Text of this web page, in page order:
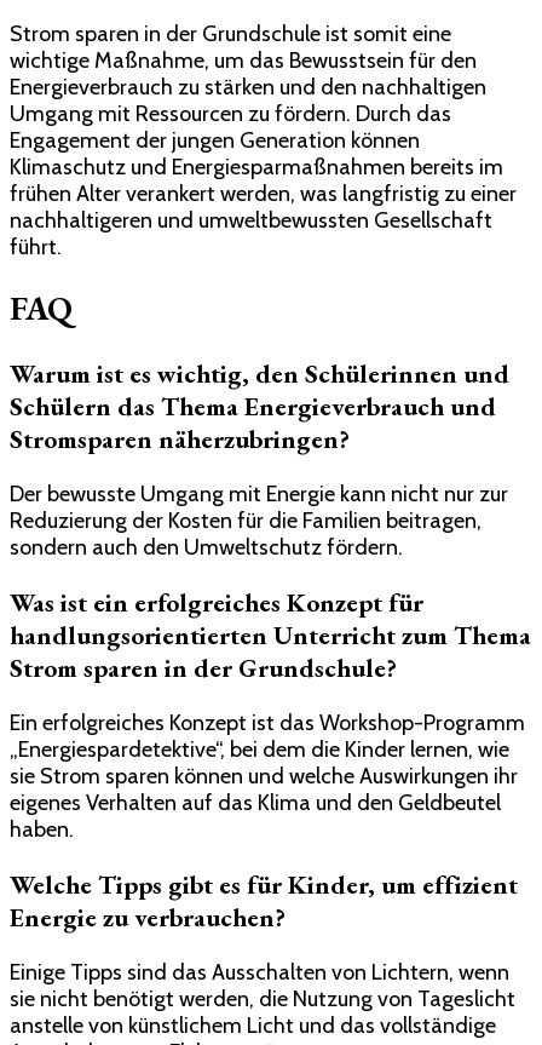
Strom sparen in der Grundschule ist somit eine
wichtige Maßnahme, um das Bewusstsein für den
Energieverbrauch zu stärken und den nachhaltigen
Umgang mit Ressourcen zu fördern. Durch das
Engagement der jungen Generation können
Klimaschutz und Energiesparmaßnahmen bereits im
frühen Alter verankert werden, was langfristig zu einer
nachhaltigeren und umweltbewussten Gesellschaft
führt.
FAQ
Warum ist es wichtig, den Schülerinnen und
Schülern das Thema Energieverbrauch und
Stromsparen näherzubringen?
Der bewusste Umgang mit Energie kann nicht nur zur
Reduzierung der Kosten für die Familien beitragen,
sondern auch den Umweltschutz fördern.
Was ist ein erfolgreiches Konzept für
handlungsorientierten Unterricht zum Thema
Strom sparen in der Grundschule?
Ein erfolgreiches Konzept ist das Workshop-Programm
„Energiespardetektive“, bei dem die Kinder lernen, wie
sie Strom sparen können und welche Auswirkungen ihr
eigenes Verhalten auf das Klima und den Geldbeutel
haben.
Welche Tipps gibt es für Kinder, um effizient
Energie zu verbrauchen?
Einige Tipps sind das Ausschalten von Lichtern, wenn
sie nicht benötigt werden, die Nutzung von Tageslicht
anstelle von künstlichem Licht und das vollständige